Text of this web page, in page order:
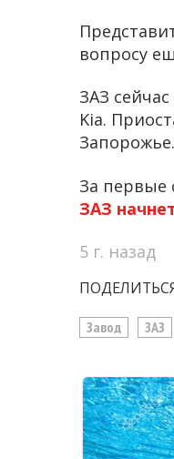
вопросу
ЗАЗ
Kia.
Запорожье.
За первые
ЗАЗ
5 г. назад
Завод ЗАЗ